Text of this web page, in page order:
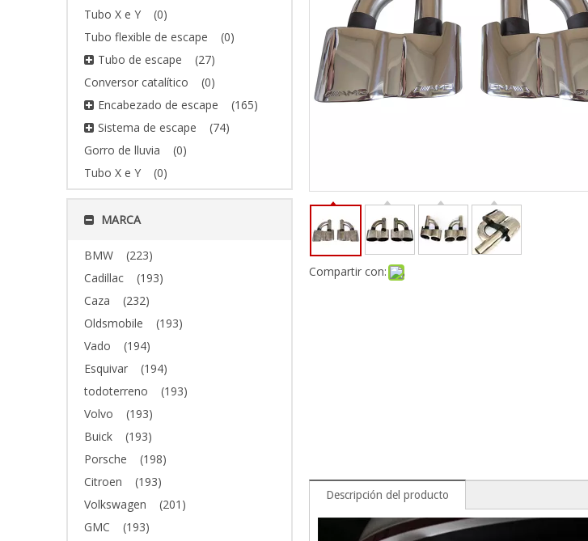
Tubo X e Y
(0)
Tubo flexible de escape
(0)
Tubo de escape
(27)
Conversor catalítico
(0)
Encabezado de escape
(165)
Sistema de escape
(74)
Gorro de lluvia
(0)
Tubo X e Y
(0)
MARCA
BMW
(223)
Cadillac
(193)
Caza
(232)
Oldsmobile
(193)
Vado
(194)
Esquivar
(194)
todoterreno
(193)
Volvo
(193)
Buick
(193)
Porsche
(198)
Citroen
(193)
Volkswagen
(201)
GMC
(193)
Compartir con:
Descripción del producto